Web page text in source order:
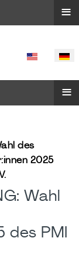
SPRACHE
≡
des
2025
Wahl
des PMI
≡